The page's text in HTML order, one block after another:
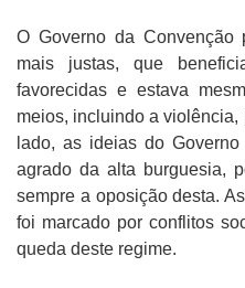
O Governo da Convenção
mais justas, que
favorecidas e estava
meios, incluindo a
lado, as ideias do
agrado da alta burguesia,
sempre a oposição desta.
foi marcado por conflitos
queda deste regime.